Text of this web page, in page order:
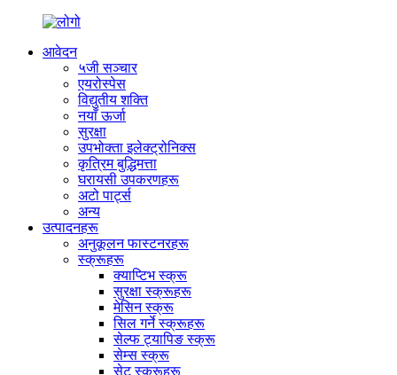
आवेदन
५जी सञ्चार
एयरोस्पेस
विद्युतीय शक्ति
नयाँ ऊर्जा
सुरक्षा
उपभोक्ता इलेक्ट्रोनिक्स
कृत्रिम बुद्धिमत्ता
घरायसी उपकरणहरू
अटो पार्ट्स
अन्य
उत्पादनहरू
अनुकूलन फास्टनरहरू
स्क्रूहरू
क्याप्टिभ स्क्रू
सुरक्षा स्क्रूहरू
मेसिन स्क्रू
सिल गर्ने स्क्रूहरू
सेल्फ ट्यापिङ स्क्रू
सेम्स स्क्रू
सेट स्क्रूहरू